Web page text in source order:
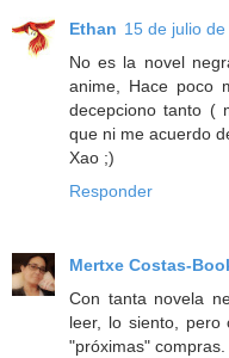
Ethan 15 de julio
No es la novel
anime, Hace poco
decepciono tanto (
que ni me acuerdo
Xao ;)
Responder
Mertxe Costas-
Con tanta novela
leer, lo siento,
"próximas"